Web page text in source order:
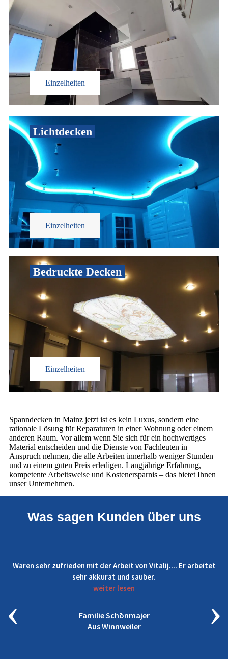
Einzelheiten
Lichtdecken
Einzelheiten
Bedruckte Decken
Einzelheiten
Spanndecken in Mainz jetzt ist es kein Luxus, sondern eine
rationale Lösung für Reparaturen in einer Wohnung oder einem
anderen Raum. Vor allem wenn Sie sich für ein hochwertiges
Material entscheiden und die Dienste von Fachleuten in
Anspruch nehmen, die alle Arbeiten innerhalb weniger Stunden
und zu einem guten Preis erledigen. Langjährige Erfahrung,
kompetente Arbeitsweise und Kostenersparnis – das bietet Ihnen
unser Unternehmen.
Was sagen Kunden über uns
arbeitet
Ich habe mit der Firma LUXUS-SPANNDECKEN
Erfahrungen gemacht. Vor allem gie Qualität wird
groß geschrieben.
Waldemar Schesler
‹ ›